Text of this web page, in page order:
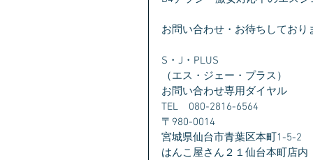
お問い合わせ・お待ちしており
S・J・PLUS
（エス・ジェー・プラス）
お問い合わせ専用ダイヤル
TEL　080-2816-6564
〒980-0014
宮城県仙台市青葉区本町1-5-2
はんこ屋さん２１仙台本町店内